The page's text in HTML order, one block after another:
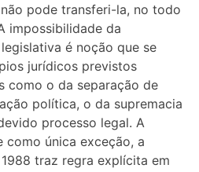
pode transferi-la, no todo
impossibilidade da
é noção que se
jurídicos previstos
como o da separação de
política, o da supremacia
processo legal. A
como única exceção, a
traz regra explícita em